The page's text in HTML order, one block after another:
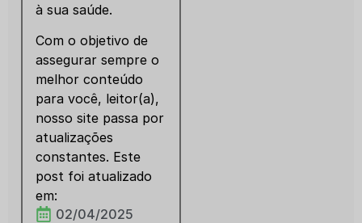
à sua saúde.
Com o objetivo de
assegurar sempre o
melhor conteúdo
para você, leitor(a),
nosso site passa por
atualizações
constantes. Este
post foi atualizado
em:
02/04/2025